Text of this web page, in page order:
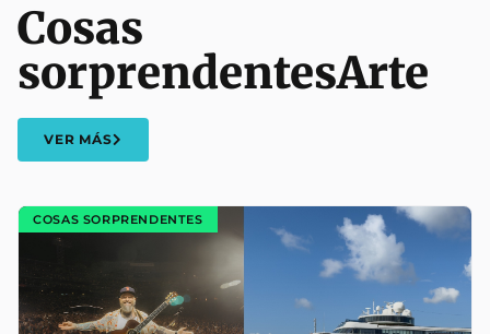
Cosas
sorprendentesArte
VER MÁS
COSAS SORPRENDENTES